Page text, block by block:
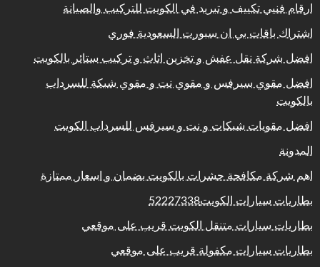
ارقام فنيي تكييف و تبريد في الكويت للتركيب والصيانة
اشتراك باقات بي ان سبورت السعودية فوري
افضل شركة نقل عفش و تخزين اثاث و تركيب ستائر بالكويت
افضل مقوي سيرفس و مقوي نت و مقوي شبكة للسرداب
بالكويت
افضل مقويات شبكات و نت و سيرفس للسرداب الكويت
المدونة
اهم شركة مكافحة حشرات بالكويت بضمان و اسعار ممتازة
بطاريات سيارات الكويت52227338
بطاريات سيارات متنقل الكويت قريب على موقعي
بطاريات سيارات مكفولة قريب على موقعي